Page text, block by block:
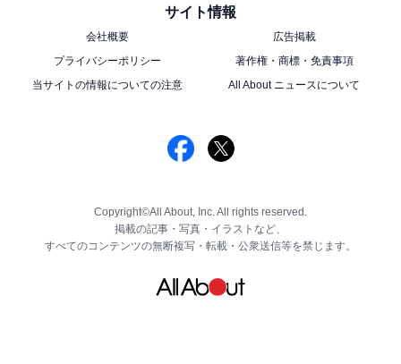
サイト情報
会社概要
広告掲載
プライバシーポリシー
著作権・商標・免責事項
当サイトの情報についての注意
All About ニュースについて
Copyright©All About, Inc. All rights reserved.
掲載の記事・写真・イラストなど、
すべてのコンテンツの無断複写・転載・公衆送信等を禁じます。